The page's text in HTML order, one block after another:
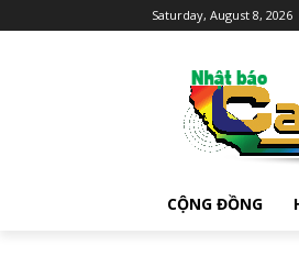
Saturday, August 8, 2026
CỘNG ĐỒNG